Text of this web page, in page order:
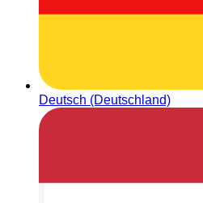
Deutsch (Deutschland)